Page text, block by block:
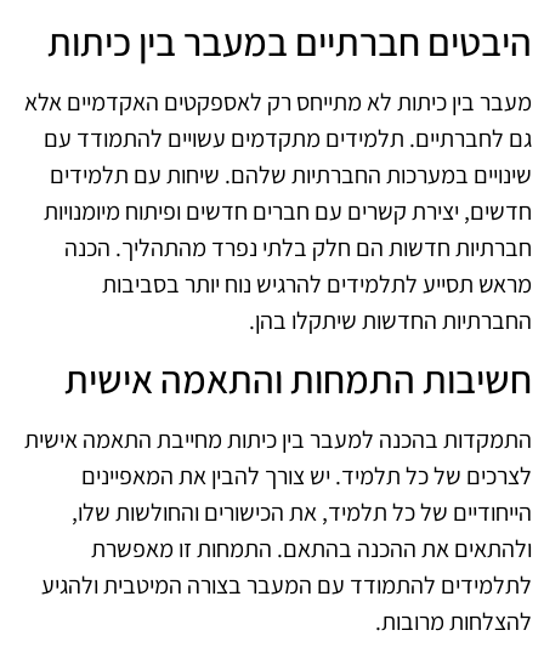
היבטים חברתיים במעבר בין כיתות
מעבר בין כיתות לא מתייחס רק לאספקטים האקדמיים אלא
גם לחברתיים. תלמידים מתקדמים עשויים להתמודד עם
שינויים במערכות החברתיות שלהם. שיחות עם תלמידים
חדשים, יצירת קשרים עם חברים חדשים ופיתוח מיומנויות
חברתיות חדשות הם חלק בלתי נפרד מהתהליך. הכנה
מראש תסייע לתלמידים להרגיש נוח יותר בסביבות
החברתיות החדשות שיתקלו בהן.
חשיבות התמחות והתאמה אישית
התמקדות בהכנה למעבר בין כיתות מחייבת התאמה אישית
לצרכים של כל תלמיד. יש צורך להבין את המאפיינים
הייחודיים של כל תלמיד, את הכישורים והחולשות שלו,
ולהתאים את ההכנה בהתאם. התמחות זו מאפשרת
לתלמידים להתמודד עם המעבר בצורה המיטבית ולהגיע
להצלחות מרובות.